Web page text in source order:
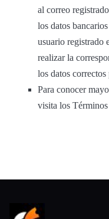
al correo
los datos
usuario registrado
realizar la
los datos
Para conocer
visita los